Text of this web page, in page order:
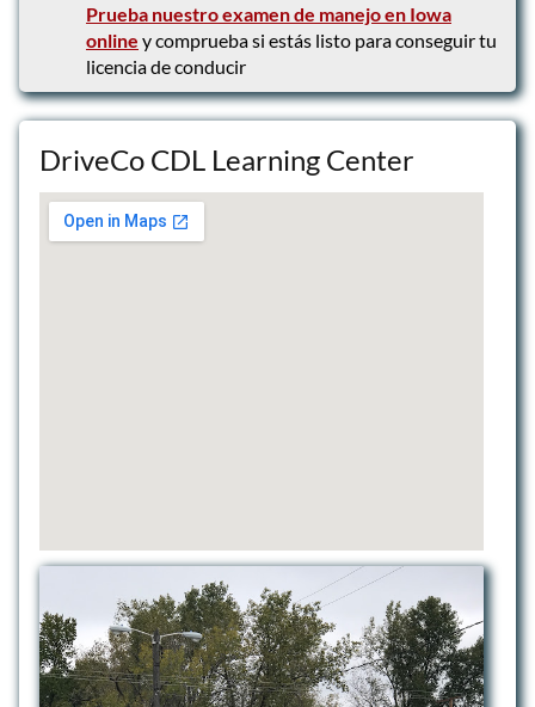
Prueba nuestro examen de manejo en Iowa
online y comprueba si estás listo para conseguir tu
licencia de conducir
DriveCo CDL Learning Center